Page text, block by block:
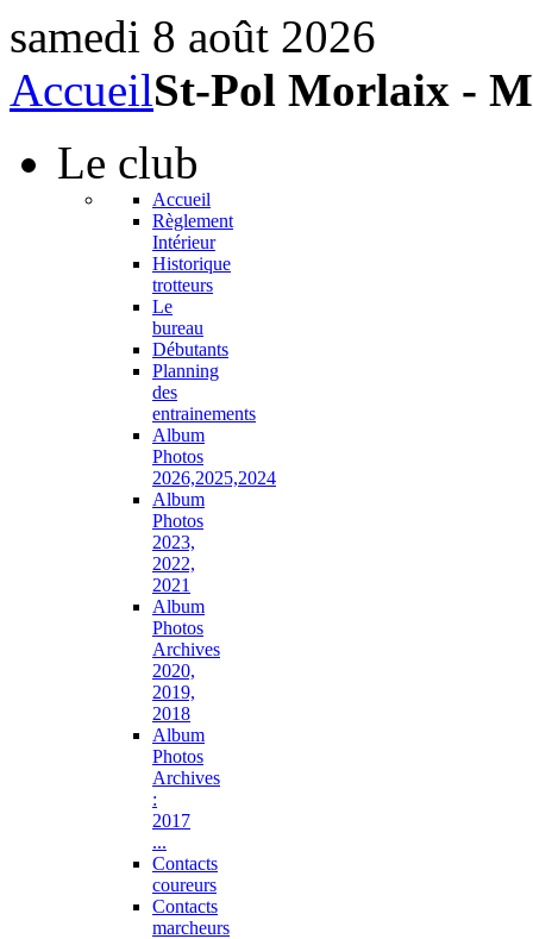
samedi 8 août 2026
AccueilSt-Pol Morlaix -
Le club
Accueil
Règlement
Intérieur
Historique
trotteurs
Le
bureau
Débutants
Planning
des
entrainements
Album
Photos
2026,2025,2024
Album
Photos
2023,
2022,
2021
Album
Photos
Archives
2020,
2019,
2018
Album
Photos
Archives
:
2017
...
Contacts
coureurs
Contacts
marcheurs